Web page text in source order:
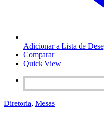
Adicionar a Lista de
Comparar
Quick View
Diretoria, Mesas